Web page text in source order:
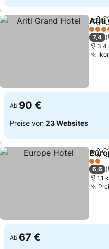
Ariti
4
7,4
3.4
Ab 90 €
Preise von 23 Websites
2
6,6
1.1
Ab 67 €